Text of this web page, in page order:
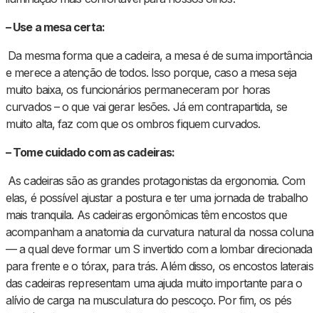
– Use a mesa certa:
Da mesma forma que a cadeira, a mesa é de suma importância
e merece a atenção de todos. Isso porque, caso a mesa seja
muito baixa, os funcionários permaneceram por horas
curvados – o que vai gerar lesões. Já em contrapartida, se
muito alta, faz com que os ombros fiquem curvados.
– Tome cuidado com as cadeiras:
As cadeiras são as grandes protagonistas da ergonomia. Com
elas, é possível ajustar a postura e ter uma jornada de trabalho
mais tranquila. As cadeiras ergonômicas têm encostos que
acompanham a anatomia da curvatura natural da nossa coluna
— a qual deve formar um S invertido com a lombar direcionada
para frente e o tórax, para trás. Além disso, os encostos laterais
das cadeiras representam uma ajuda muito importante para o
alívio de carga na musculatura do pescoço. Por fim, os pés